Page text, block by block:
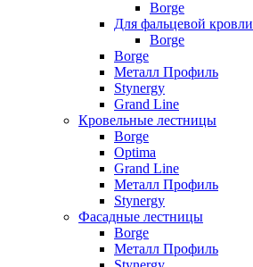
Borge
Для фальцевой кровли
Borge
Borge
Металл Профиль
Stynergy
Grand Line
Кровельные лестницы
Borge
Optima
Grand Line
Металл Профиль
Stynergy
Фасадные лестницы
Borge
Металл Профиль